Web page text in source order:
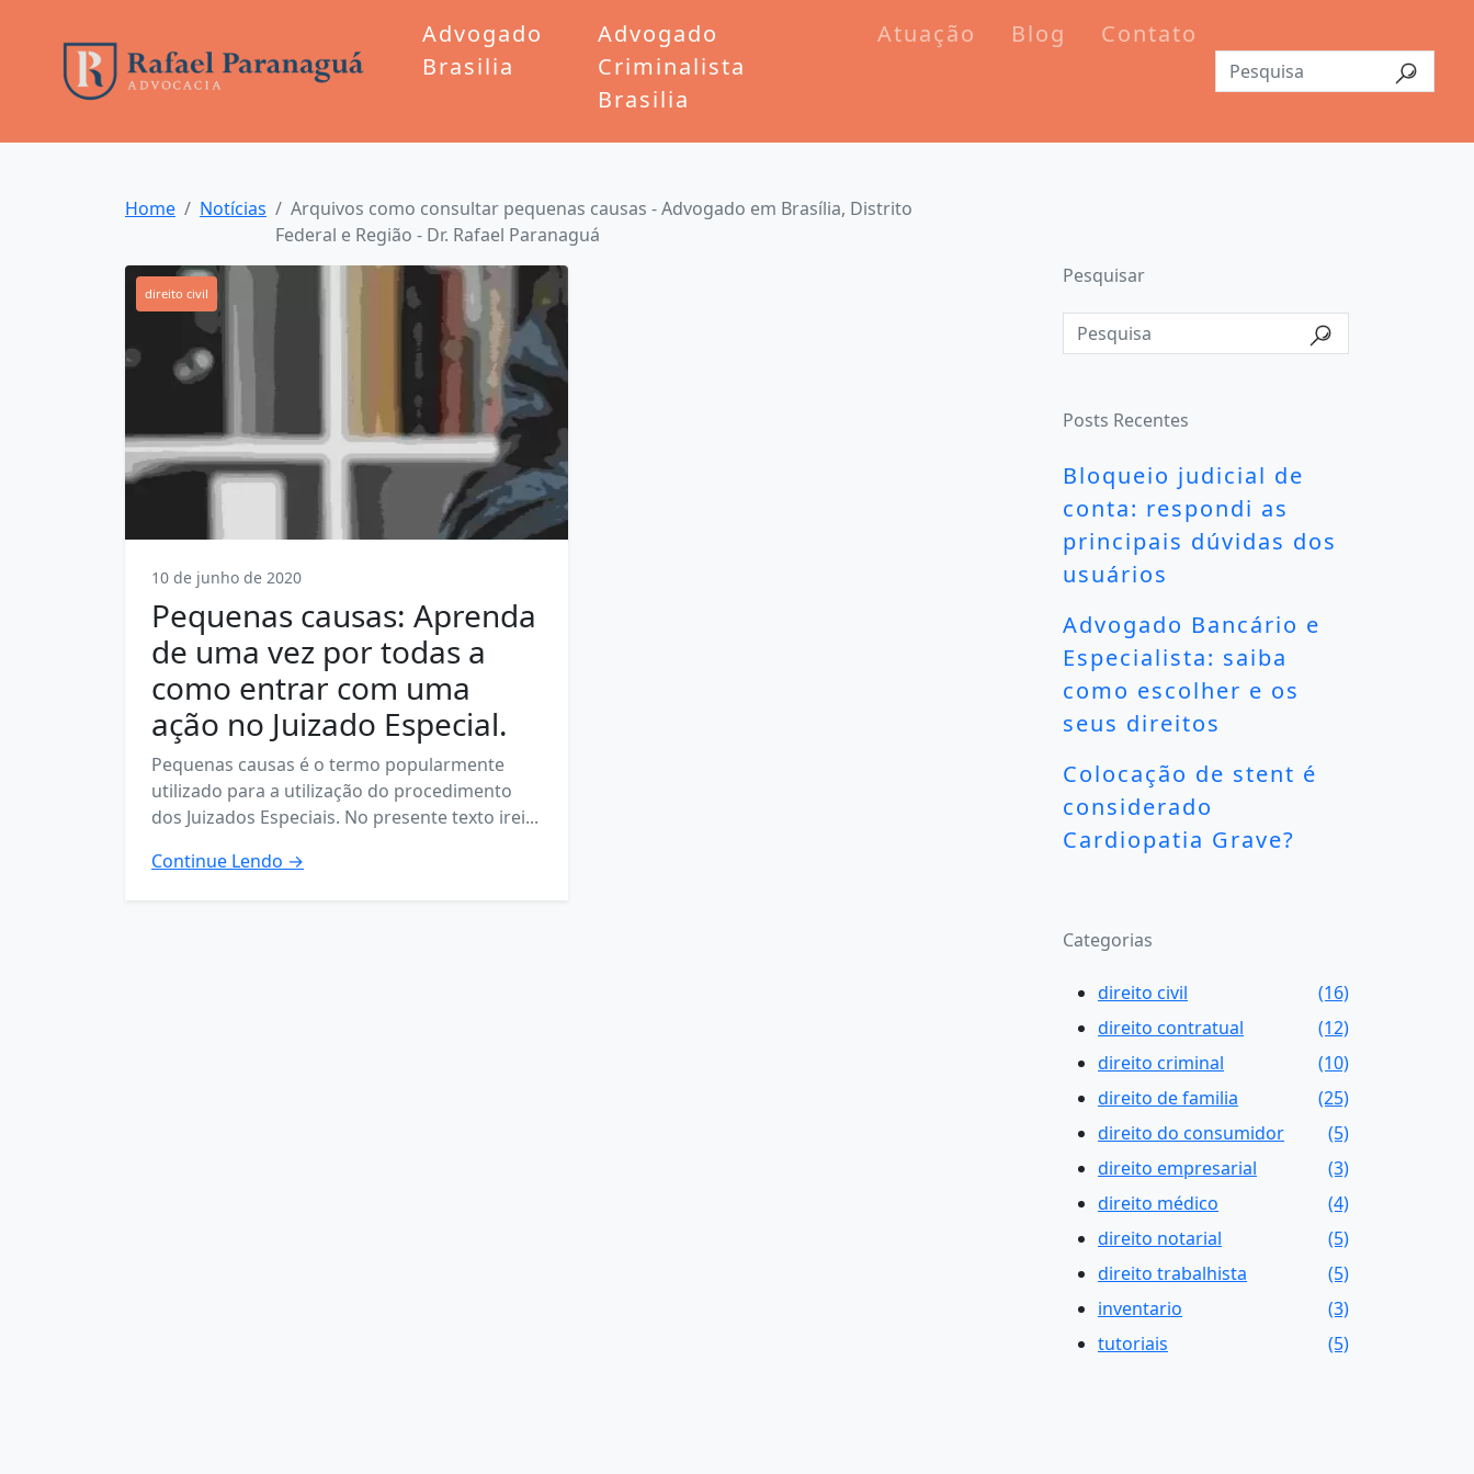
Advogado
Brasilia
Advogado
Criminalista
Brasilia
Atuação Blog Contato
Home Notícias
Arquivos como consultar pequenas causas - Advogado em Brasília, Distrito
Federal e Região - Dr. Rafael Paranaguá
direito civil
10 de junho de 2020
Pequenas causas: Aprenda
de uma vez por todas a
como entrar com uma
ação no Juizado Especial.
Pequenas causas é o termo popularmente
utilizado para a utilização do procedimento
dos Juizados Especiais. No presente texto irei...
Continue Lendo →
Pesquisar
Posts Recentes
Bloqueio judicial de
conta: respondi as
principais dúvidas dos
usuários
Advogado Bancário e
Especialista: saiba
como escolher e os
seus direitos
Colocação de stent é
considerado
Cardiopatia Grave?
Categorias
direito civil
(16)
direito contratual
(12)
direito criminal
(10)
direito de familia
(25)
direito do consumidor
(5)
direito empresarial
(3)
direito médico
(4)
direito notarial
(5)
direito trabalhista
(5)
inventario
(3)
tutoriais
(5)